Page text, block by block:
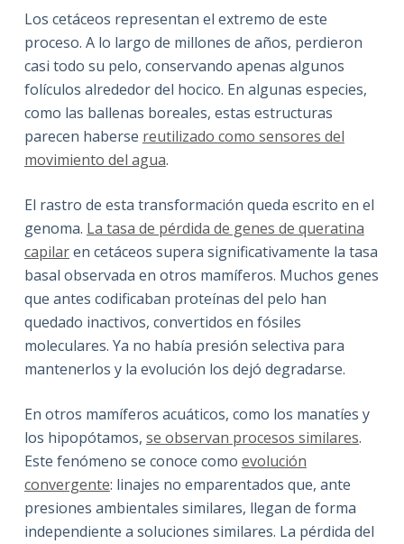
Los cetáceos representan el extremo de este
proceso. A lo largo de millones de años, perdieron
casi todo su pelo, conservando apenas algunos
folículos alrededor del hocico. En algunas especies,
como las ballenas boreales, estas estructuras
parecen haberse reutilizado como sensores del
movimiento del agua.
El rastro de esta transformación queda escrito en el
genoma. La tasa de pérdida de genes de queratina
capilaren cetáceos supera significativamente la tasa
basal observada en otros mamíferos. Muchos genes
que antes codificaban proteínas del pelo han
quedado inactivos, convertidos en fósiles
moleculares. Ya no había presión selectiva para
mantenerlos y la evolución los dejó degradarse.
En otros mamíferos acuáticos, como los manatíes y
los hipopótamos, se observan procesos similares.
Este fenómeno se conoce como evolución
convergente: linajes no emparentados que, ante
presiones ambientales similares, llegan de forma
independiente a soluciones similares. La pérdida del